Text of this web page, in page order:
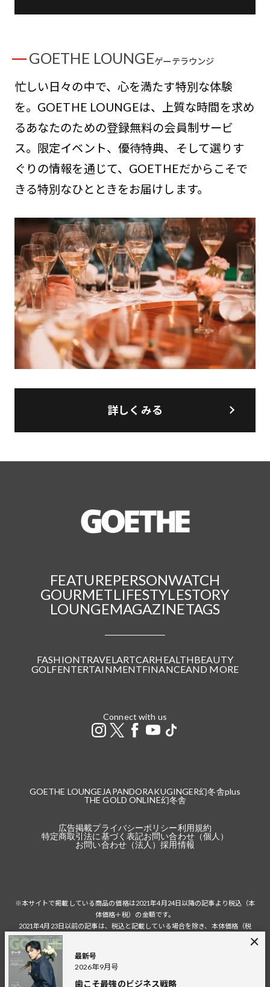
GOETHE LOUNGEゲーテラウンジ
忙しい日々の中で、心を満たす特別な体験
を。GOETHE LOUNGEは、上質な時間を求め
るあなたのための登録無料の会員制サービ
ス。限定イベント、優待特典、そして選りす
ぐりの情報を通じて、GOETHEだからこそで
きる特別なひとときをお届けします。
詳しくみる
最新号
2026年9月号
歯こそ最強のビジネス戦略
FEATUREPERSONWATCH
GOURMETLIFESTYLESTORY
LOUNGEMAGAZINETAGS
FASHIONTRAVEL ARTCARHEALTHBEAUTY
GOLFENTERTAINMENTFINANCEAND MORE
Connect with us
GOETHE LOUNGE JAPANDORAKUGINGER幻冬舎plus
THE GOLD ONLINE幻冬舎
広告掲載プライバシーポリシー利用規約
特定商取引法に基づく表記お問い合わせ（個人）
お問い合わせ（法人）採用情報
※本サイトで掲載している商品の価格は2021年4月24日以降の記事より税込（本
体価格＋税）の金額です。
2021年4月23日以前の記事は、税込と記載している場合を除き、本体価格（税
税込の場合の税額は掲載当時の税率に準じます。